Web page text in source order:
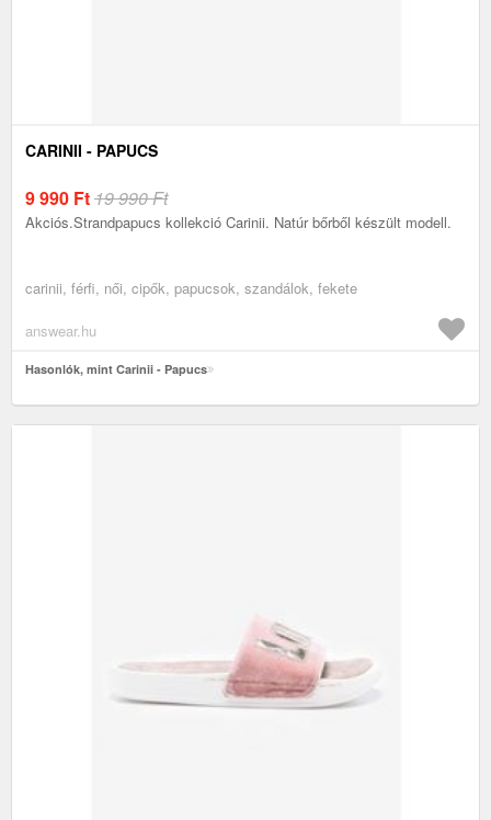
CARINII - PAPUCS
9 990 Ft19 990 Ft
Akciós.Strandpapucs kollekció Carinii. Natúr bőrből készült modell.
carinii, férfi, női, cipők, papucsok, szandálok, fekete
answear.hu
Hasonlók, mint Carinii - Papucs